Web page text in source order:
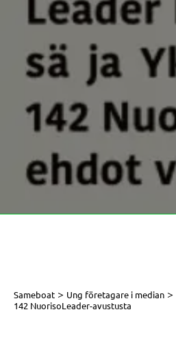
Sameboat > Ung företagare i median >
142 NuorisoLeader-avustusta